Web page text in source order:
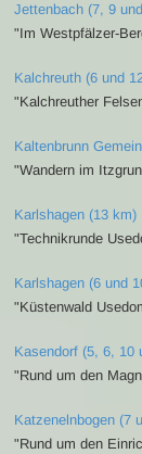
Jettenbach (7, 9
"Im Westpfälzer-
Kalchreuth (6 und
"Kalchreuther
Kaltenbrunn
"Wandern im
Karlshagen (13 km)
"Technikrunde
Karlshagen (6 und
"Küstenwald
Kasendorf (5, 6, 10
"Rund um den
Katzenelnbogen (7
"Rund um den